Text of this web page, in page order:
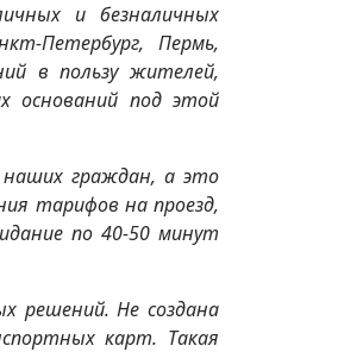
и безналичных
Петербург, Пермь,
в пользу жителей,
оснований под этой
наших граждан, а это
тарифов на проезд,
по 40-50 минут
решений. Не создана
карт. Такая